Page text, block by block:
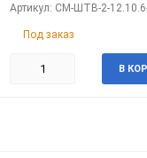
Артикул: CM-ШТВ-2-
Под заказ
В